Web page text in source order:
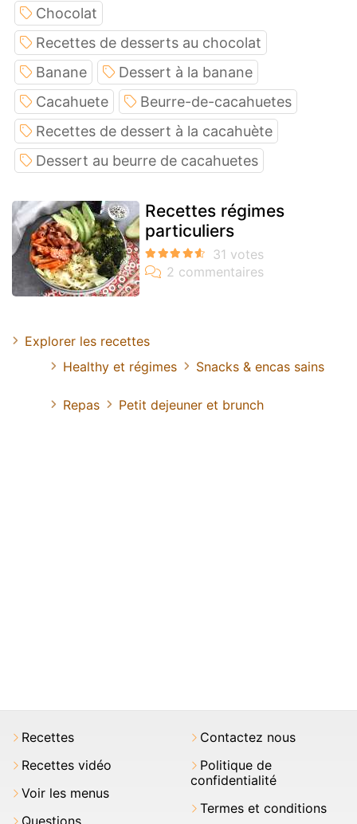
Chocolat
Recettes de desserts au chocolat
Banane
Dessert à la banane
Cacahuete
Beurre-de-cacahuetes
Recettes de dessert à la cacahuète
Dessert au beurre de cacahuetes
Recettes régimes
particuliers
Explorer les recettes
Healthy et régimes
Snacks & encas sains
Repas Petit dejeuner et brunch
Recettes
Recettes vidéo
Voir les menus
Questions
Contactez nous
Politique de
confidentialité
Termes et conditions